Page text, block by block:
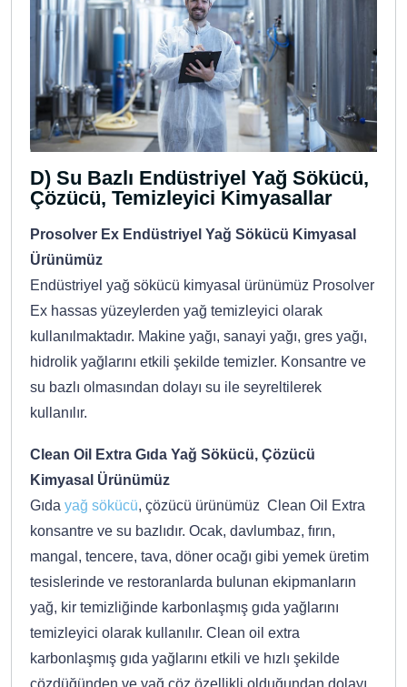
D) Su Bazlı Endüstriyel Yağ Sökücü,
Çözücü, Temizleyici Kimyasallar
Prosolver Ex Endüstriyel Yağ Sökücü Kimyasal
Ürünümüz
Endüstriyel yağ sökücü kimyasal ürünümüz Prosolver
Ex hassas yüzeylerden yağ temizleyici olarak
kullanılmaktadır. Makine yağı, sanayi yağı, gres yağı,
hidrolik yağlarını etkili şekilde temizler. Konsantre ve
su bazlı olmasından dolayı su ile seyreltilerek
kullanılır.
Clean Oil Extra Gıda Yağ Sökücü, Çözücü
Kimyasal Ürünümüz
Gıda yağ sökücü, çözücü ürünümüz Clean Oil Extra
konsantre ve su bazlıdır. Ocak, davlumbaz, fırın,
mangal, tencere, tava, döner ocağı gibi yemek üretim
tesislerinde ve restoranlarda bulunan ekipmanların
yağ, kir temizliğinde karbonlaşmış gıda yağlarını
temizleyici olarak kullanılır. Clean oil extra
karbonlaşmış gıda yağlarını etkili ve hızlı şekilde
çözdüğünden ve yağ çöz özellikli olduğundan dolayı